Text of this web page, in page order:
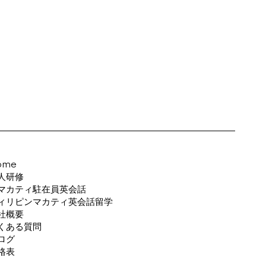
研修
カティ駐在員英会話
リピンマカティ英会話留学
概要
ある質問
グ
表